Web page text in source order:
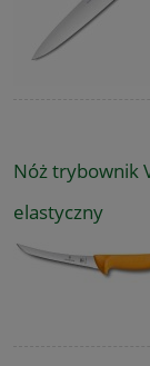
Nóż trybownik
elastyczny